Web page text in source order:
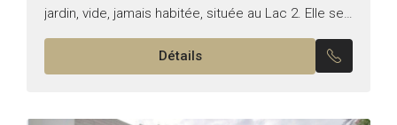
jardin, vide, jamais habitée, située au Lac 2. Elle se
compose comme suit : Rez-de-chaussée...
Détails